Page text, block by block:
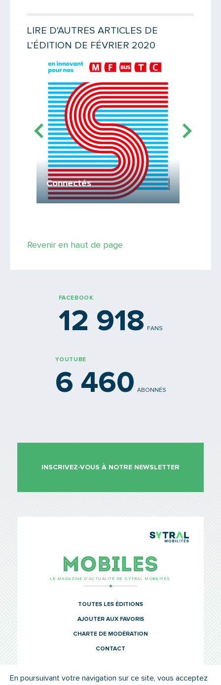
LIRE D'AUTRES ARTICLES DE
L'ÉDITION DE FÉVRIER 2020
Lire la suite
Connectés
Revenir en haut de page
FACEBOOK
12 918 FANS
YOUTUBE
6 460 ABONNÉS
INSCRIVEZ-VOUS À NOTRE NEWSLETTER
LE MAGAZINE D’ACTUALITÉ DE SYTRAL MOBILITÉS
TOUTES LES ÉDITIONS
AJOUTER AUX FAVORIS
CHARTE DE MODÉRATION
CONTACT
En poursuivant votre navigation sur ce site, vous acceptez